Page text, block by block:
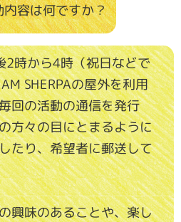
内容は何ですか？
2時から4時（祝日などで
SHERPAの屋外を利用
回の活動の通信を発行
方々の目にとまるように
たり、希望者に郵送して
興味のあることや、楽し